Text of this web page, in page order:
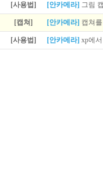
[사용법] [안카메라] 그림
[캡쳐] [안카메라] 캡쳐
[사용법] [안카메라] xp에